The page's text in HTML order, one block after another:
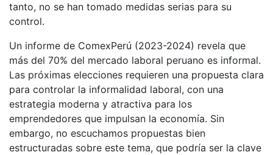
tanto, no se han tomado medidas serias para su
control.
Un informe de ComexPerú (2023-2024) revela que
más del 70% del mercado laboral peruano es informal.
Las próximas elecciones requieren una propuesta clara
para controlar la informalidad laboral, con una
estrategia moderna y atractiva para los
emprendedores que impulsan la economía. Sin
embargo, no escuchamos propuestas bien
estructuradas sobre este tema, que podría ser la clave